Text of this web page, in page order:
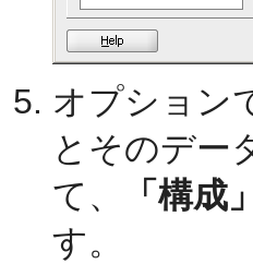
オプション
とそのデー
て、
「構成」
す。